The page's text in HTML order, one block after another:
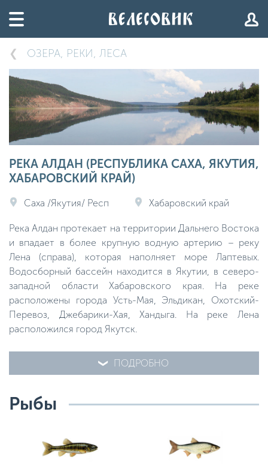
ОЗЕРА, РЕКИ, ЛЕСА
РЕКА АЛДАН (РЕСПУБЛИКА САХА, ЯКУТИЯ,
ХАБАРОВСКИЙ КРАЙ)
Саха /Якутия/ Респ Хабаровский край
Река Алдан протекает на территории Дальнего Востока
и впадает в более крупную водную артерию – реку
Лена (справа), которая наполняет море Лаптевых.
Водосборный бассейн находится в Якутии, в северо-
западной области Хабаровского края. На реке
расположены города Усть-Мая, Эльдикан, Охотский-
Перевоз, Джебарики-Хая, Хандыга. На реке Лена
расположился город Якутск.
ПОДРОБНО
Рыбы